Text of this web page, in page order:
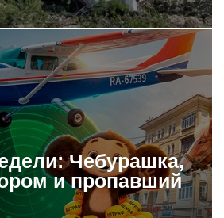
Чебурашка,
и пропавший